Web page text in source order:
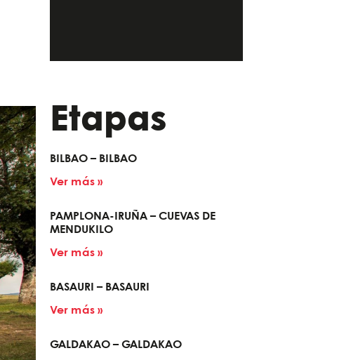
Etapas
BILBAO – BILBAO
Ver más »
PAMPLONA-IRUÑA – CUEVAS DE
MENDUKILO
Ver más »
BASAURI – BASAURI
Ver más »
GALDAKAO – GALDAKAO